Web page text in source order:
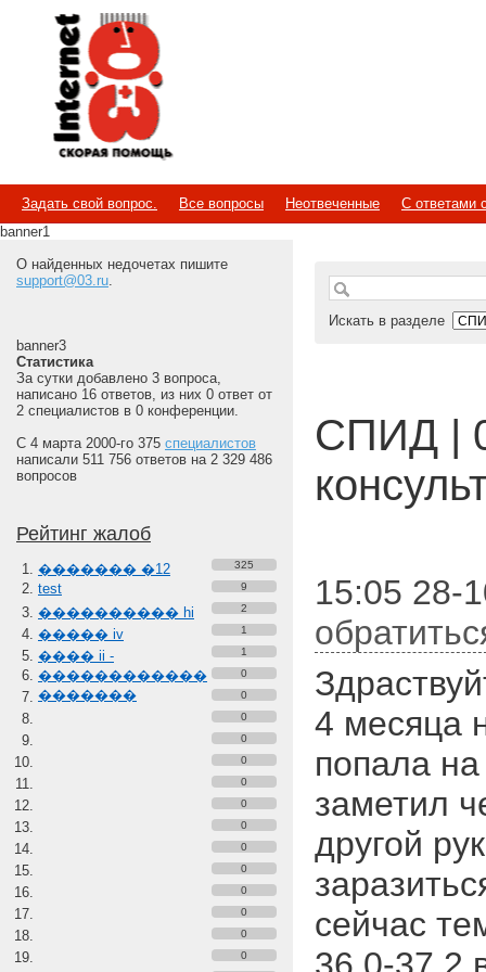
Internet
Скорая помощь
Задать свой вопрос. Все вопросы Неотвеченные
С ответами
banner1
О найденных недочетах пишите
support@03.ru.
banner3
Статистика
За сутки добавлено 3 вопроса,
написано 16 ответов, из них 0 ответ от
2 специалистов в 0 конференции.
С 4 марта 2000-го 375 специалистов
написали 511 756 ответов на 2 329 486
вопросов
Рейтинг жалоб
������� �12 325
test 9
���������� hi 2
����� iv 1
���� ii -
������������
�������
1
0
0
0
0
0
0
0
0
0
0
0
0
0
0
Искать в разделе
СПИД |
15:05 28-
4 месяца
попала
заметил
другой
сейчас